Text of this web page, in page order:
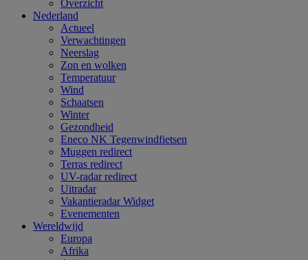
Overzicht
Nederland
Actueel
Verwachtingen
Neerslag
Zon en wolken
Temperatuur
Wind
Schaatsen
Winter
Gezondheid
Eneco NK Tegenwindfietsen
Muggen redirect
Terras redirect
UV-radar redirect
Uitradar
Vakantieradar Widget
Evenementen
Wereldwijd
Europa
Afrika